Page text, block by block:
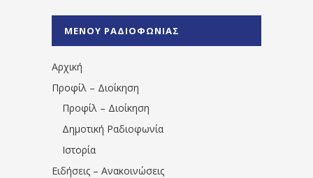
1531194763766854/" artist="" ]
ΜΕΝΟΥ ΡΑΔΙΟΦΩΝΙΑΣ
Αρχική
Προφίλ – Διοίκηση
Προφίλ – Διοίκηση
Δημοτική Ραδιοφωνία
Ιστορία
Ειδήσεις – Ανακοινώσεις